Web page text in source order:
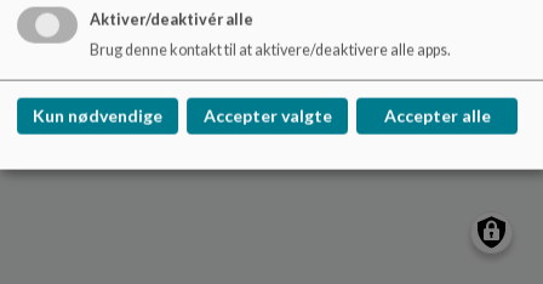
Aktiver/deaktivér alle
Brug denne kontakt til at aktivere/deaktivere alle apps.
Kun nødvendige Accepter valgte Accepter alle